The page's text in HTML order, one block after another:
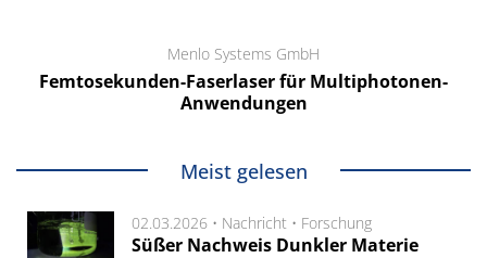
Menlo Systems GmbH
Femtosekunden-Faserlaser für Multiphotonen-
Anwendungen
Meist gelesen
02.03.2026 • Nachricht • Forschung
Süßer Nachweis Dunkler Materie